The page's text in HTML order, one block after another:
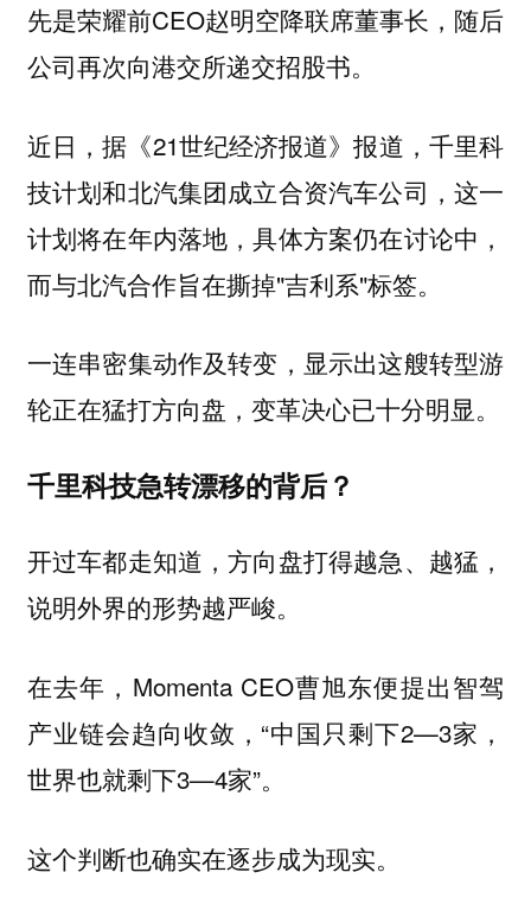
先是荣耀前CEO赵明空降联席董事长，随后
公司再次向港交所递交招股书。
近日，据《21世纪经济报道》报道，千里科
技计划和北汽集团成立合资汽车公司，这一
计划将在年内落地，具体方案仍在讨论中，
而与北汽合作旨在撕掉"吉利系"标签。
一连串密集动作及转变，显示出这艘转型游
轮正在猛打方向盘，变革决心已十分明显。
千里科技急转漂移的背后？
开过车都走知道，方向盘打得越急、越猛，
说明外界的形势越严峻。
在去年，Momenta CEO曹旭东便提出智驾
产业链会趋向收敛，“中国只剩下2—3家，
世界也就剩下3—4家”。
这个判断也确实在逐步成为现实。